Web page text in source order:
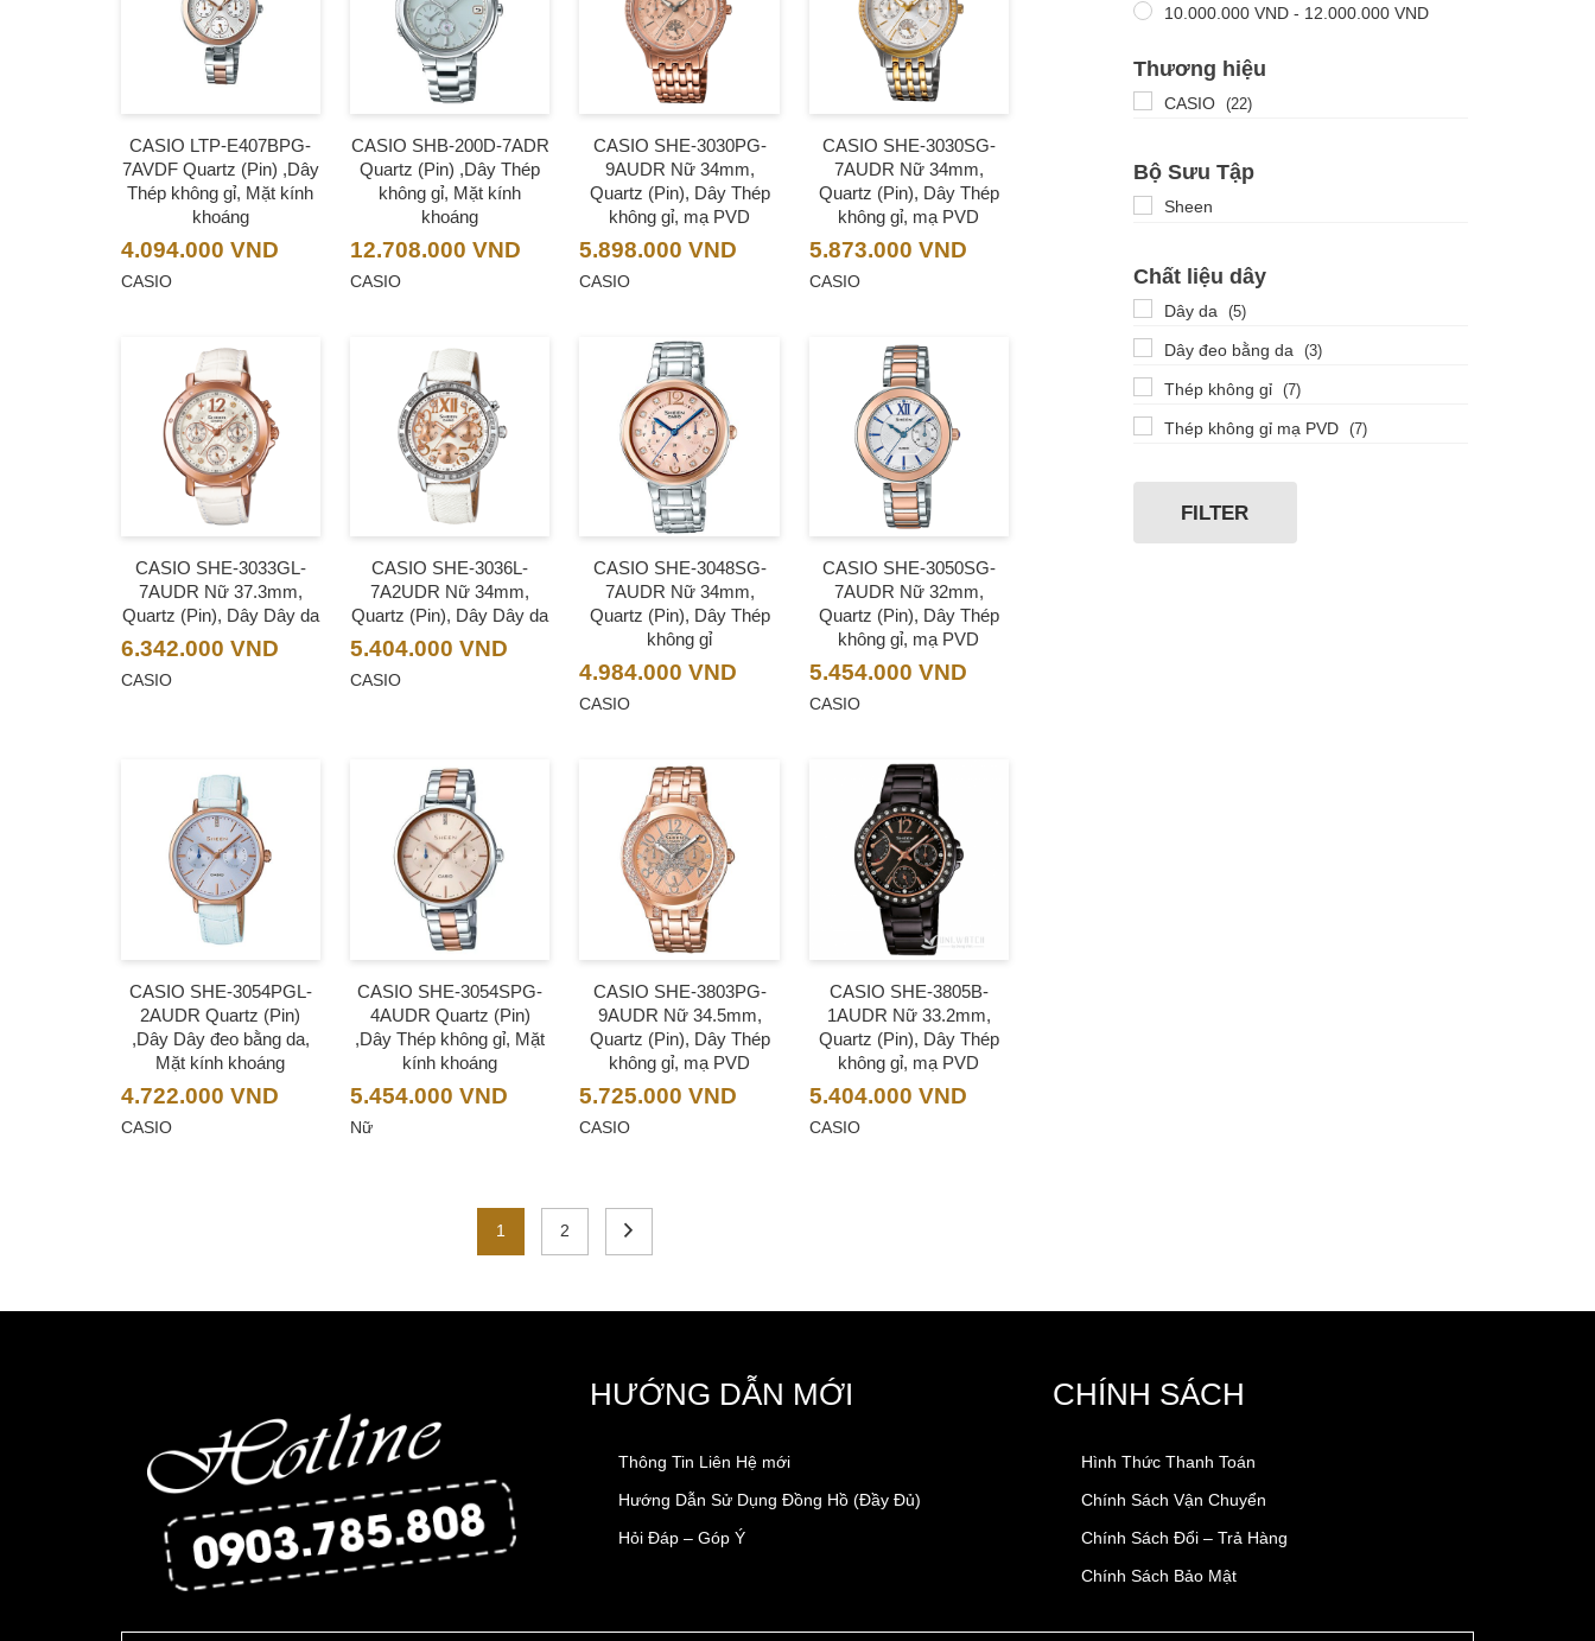
CASIO LTP-E407BPG-
7AVDF Quartz (Pin) ,Dây
Thép không gỉ, Mặt kính
khoáng
4.094.000 VND
CASIO
CASIO SHB-200D-7ADR
Quartz (Pin) ,Dây Thép
không gỉ, Mặt kính
khoáng
12.708.000 VND
CASIO
CASIO SHE-3030PG-
9AUDR Nữ 34mm,
Quartz (Pin), Dây Thép
không gỉ, mạ PVD
5.898.000VND
CASIO
CASIO SHE-3030SG-
7AUDR Nữ 34mm,
Quartz (Pin), Dây Thép
không gỉ, mạ PVD
5.873.000 VND
CASIO
CASIO SHE-3033GL-
7AUDR Nữ 37.3mm,
Quartz (Pin), Dây Dây da
6.342.000 VND
CASIO
CASIO SHE-3036L-
7A2UDR Nữ 34mm,
Quartz (Pin), Dây Dây da
5.404.000 VND
CASIO
CASIO SHE-3048SG-
7AUDR Nữ 34mm,
Quartz (Pin), Dây Thép
không gỉ
4.984.000VND
CASIO
CASIO SHE-3050SG-
7AUDR Nữ 32mm,
Quartz (Pin), Dây Thép
không gỉ, mạ PVD
5.454.000 VND
CASIO
CASIO SHE-3054PGL-
2AUDR Quartz (Pin)
,Dây Dây đeo bằng da,
Mặt kính khoáng
4.722.000 VND
CASIO
CASIO SHE-3054SPG-
4AUDR Quartz (Pin)
,Dây Thép không gỉ, Mặt
kính khoáng
5.454.000 VND
Nữ
CASIO SHE-3803PG-
9AUDR Nữ 34.5mm,
Quartz (Pin), Dây Thép
không gỉ, mạ PVD
5.725.000VND
CASIO
CASIO SHE-3805B-
1AUDR Nữ 33.2mm,
Quartz (Pin), Dây Thép
không gỉ, mạ PVD
5.404.000 VND
CASIO
1 2
10.000.000VND - 12.000.000VND
Thương hiệu
CASIO (22)
Bộ Sưu Tập
Sheen
Chất liệu dây
Dây da (5)
Dây đeo bằng da (3)
Thép không gỉ (7)
Thép không gỉ mạ PVD (7)
FILTER
HƯỚNG DẪN MỚI
Thông Tin Liên Hệ mới
Hướng Dẫn Sử Dụng Đồng Hồ (Đầy Đủ)
Hỏi Đáp – Góp Ý
CHÍNH SÁCH
Hình Thức Thanh Toán
Chính Sách Vận Chuyển
Chính Sách Đổi – Trả Hàng
Chính Sách Bảo Mật